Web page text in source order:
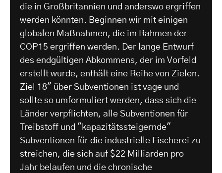
die in Großbritannien und anderswo ergriffen
werden könnten. Beginnen wir mit einigen
globalen Maßnahmen, die im Rahmen der
COP15 ergriffen werden. Der lange Entwurf
des endgültigen Abkommens, der im Vorfeld
erstellt wurde, enthält eine Reihe von Zielen.
Ziel 18" über Subventionen ist vage und
sollte so umformuliert werden, dass sich die
Länder verpflichten, alle Subventionen für
Treibstoff und "kapazitätssteigernde"
Subventionen für die industrielle Fischerei zu
streichen, die sich auf $22 Milliarden pro
Jahr belaufen und die chronische